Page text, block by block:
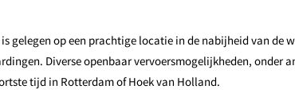
gelegen op een prachtige locatie in de nabijheid van de
Diverse openbaar vervoersmogelijkheden, onder
tijd in Rotterdam of Hoek van Holland.